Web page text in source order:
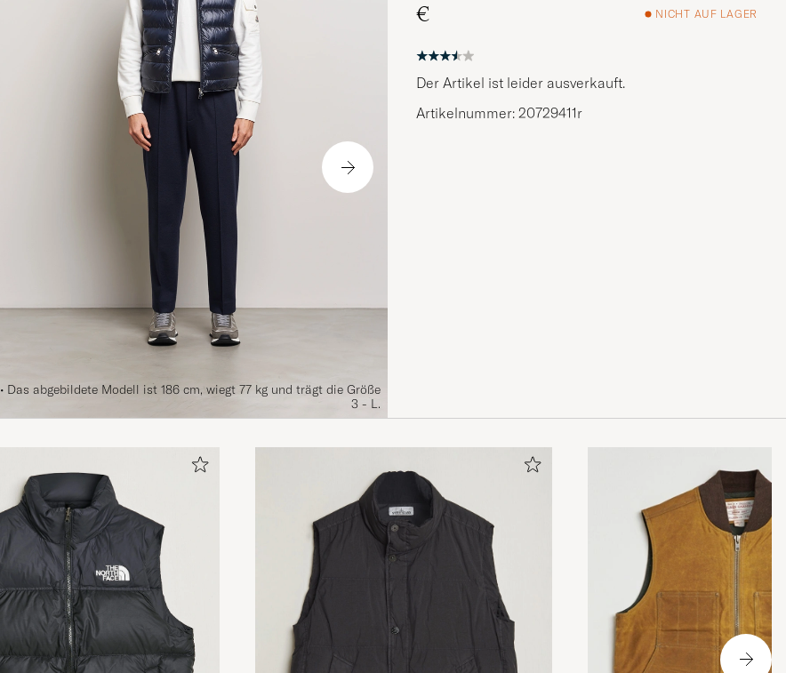
• Das abgebildete Modell ist 186 cm, wiegt 77 kg und trägt die Größe
3 - L.
€
NICHT AUF LAGER
Der Artikel ist leider ausverkauft.
Artikelnummer: 20729411r